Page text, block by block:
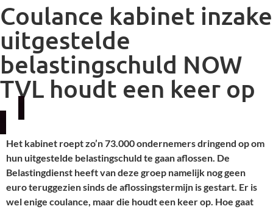
Coulance kabinet inzake
uitgestelde
belastingschuld NOW
TVL houdt een keer op
Het kabinet roept zo’n 73.000 ondernemers dringend op om
hun uitgestelde belastingschuld te gaan aflossen. De
Belastingdienst heeft van deze groep namelijk nog geen
euro teruggezien sinds de aflossingstermijn is gestart. Er is
wel enige coulance, maar die houdt een keer op. Hoe gaat